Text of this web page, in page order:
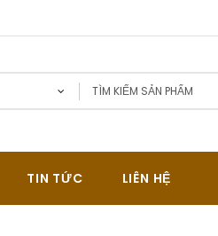
TIN TỨC LIÊN HỆ